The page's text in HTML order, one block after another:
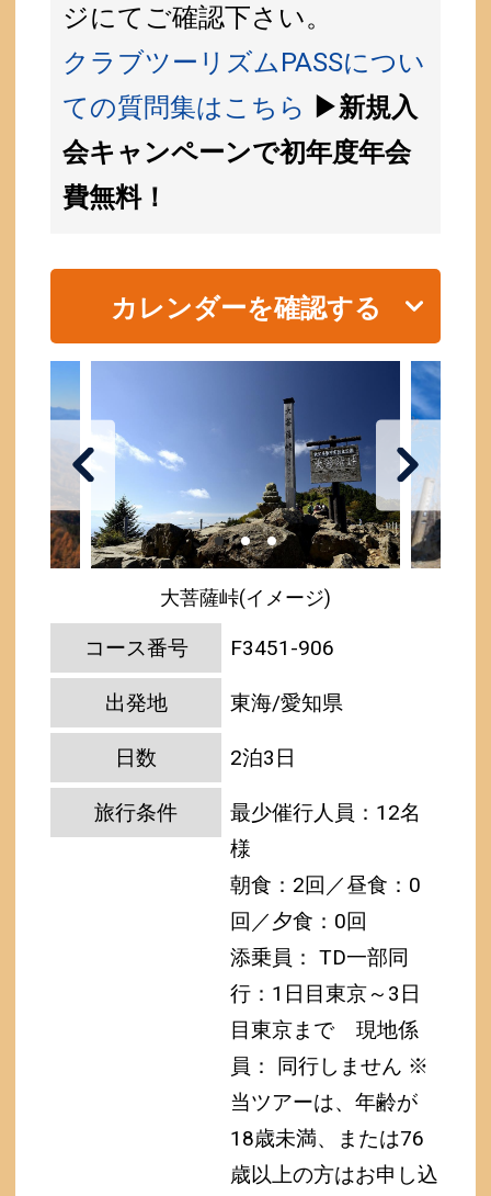
ジにてご確認下さい。
クラブツーリズムPASSについ
ての質問集はこちら ▶新規入
会キャンペーンで初年度年会
費無料！
カレンダーを確認する
大菩薩峠(イメージ)
コース番号 F3451-906
出発地 東海/愛知県
日数 2泊3日
旅行条件
最少催行人員：12名
様
朝食：2回／昼食：0
回／夕食：0回
添乗員： TD一部同
行：1日目東京～3日
目東京まで
現地係
員： 同行しません ※
当ツアーは、年齢が
18歳未満、または76
歳以上の方はお申し込